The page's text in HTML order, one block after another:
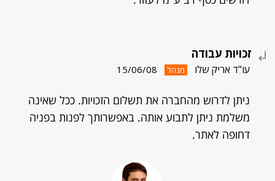
זכויות עבודה
עו"ד אריק שלו מנהל 15/06/08
ניתן לדרוש מהחברה את תשלום הזכויות. ככל שאינה
משלמת ניתן לתבוע אותה. באפשרותך לפנות בפניה
דחופה לאתר.